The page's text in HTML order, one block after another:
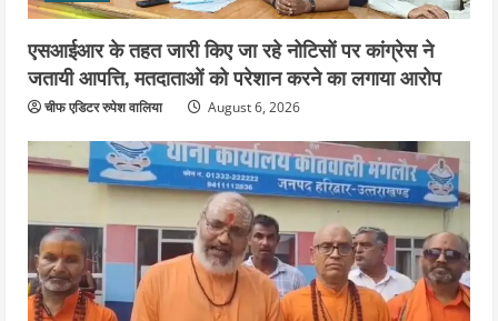
एसआईआर के तहत जारी किए जा रहे नोटिसों पर कांग्रेस ने
जतायी आपत्ति, मतदाताओं को परेशान करने का लगाया आरोप
चीफ एडिटर रुपेश वालिया August 6, 2026